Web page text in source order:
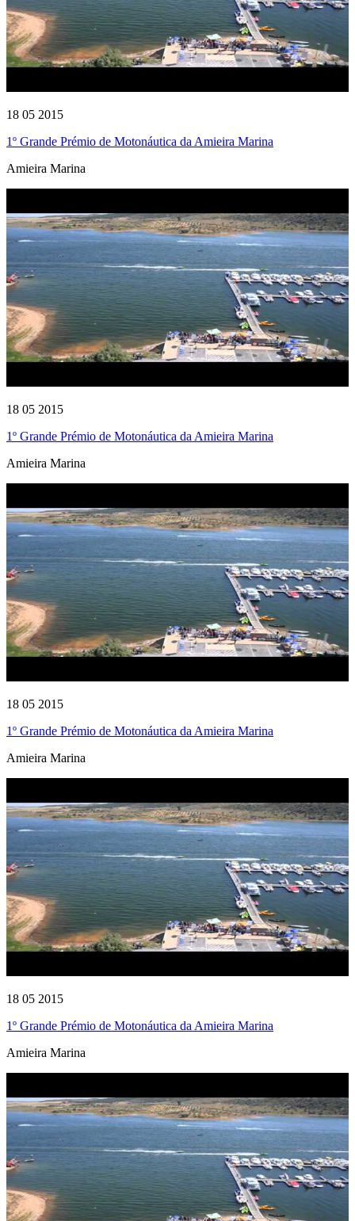
18 05 2015
1º Grande Prémio de Motonáutica da Amieira Marina
Amieira Marina
18 05 2015
1º Grande Prémio de Motonáutica da Amieira Marina
Amieira Marina
18 05 2015
1º Grande Prémio de Motonáutica da Amieira Marina
Amieira Marina
18 05 2015
1º Grande Prémio de Motonáutica da Amieira Marina
Amieira Marina